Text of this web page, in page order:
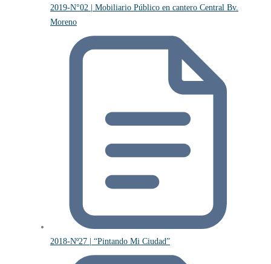
2019-N°02 | Mobiliario Público en cantero Central Bv.
Moreno
2018-Nº27 | “Pintando Mi Ciudad”